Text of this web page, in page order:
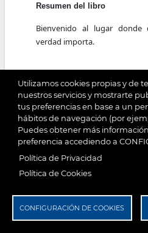
Resumen del libro
Bienvenido al lugar
verdad importa.
fenómeno que está
Trabajo, trabajo y más
una persona cualquiera,
viviendo una vida cualquiera.
ni más, ni menos. Y así era,
llamado por Altísima
orfanato del que apenas hay
Utilizamos cookies propias y de
nuestros servicios y mostrarte
tus preferencias en base a un
hábitos de navegación (por
Puedes obtener más
preferencia accediendo a
Política de Privacidad
Política de Cookies
CONFIGURACIÓN DE COOKIES